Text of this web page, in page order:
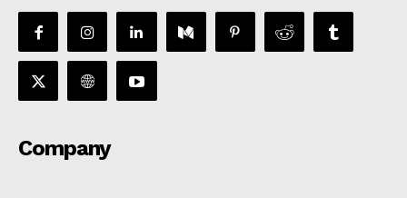
Company